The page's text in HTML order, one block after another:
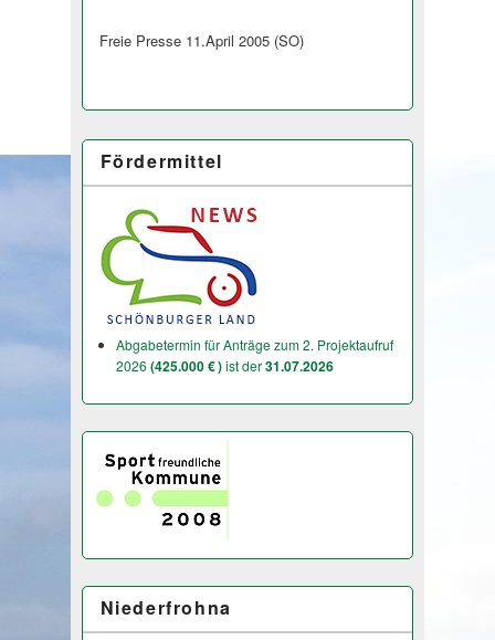
Freie Presse 11.April 2005 (SO)
Fördermittel
Abgabetermin für Anträge zum 2. Projektaufruf
2026 (425.000 € )ist der31.07.2026
Niederfrohna